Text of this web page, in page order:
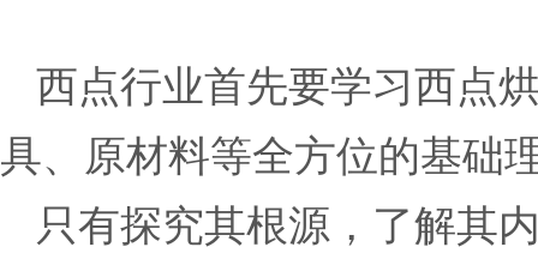
西点行业首先要学习西点
具、原材料等全方位的基础
只有探究其根源，了解其